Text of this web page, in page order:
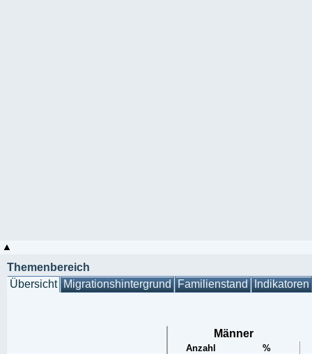
Themenbereich
Übersicht Migrationshintergrund Familienstand Indikatoren
Männer
Anzahl
%